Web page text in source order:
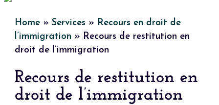
Home » Services » Recours en droit de
l’immigration » Recours de restitution en
droit de l’immigration
Recours de restitution en
droit de l’immigration